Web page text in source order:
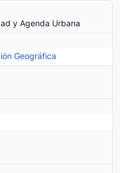
y Agenda Urbana
Geográfica